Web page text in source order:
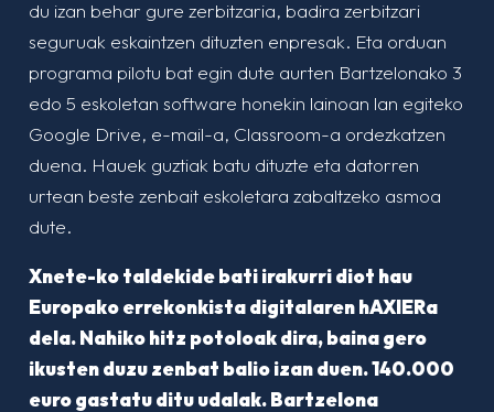
du izan behar gure zerbitzaria, badira zerbitzari
seguruak eskaintzen dituzten enpresak. Eta orduan
programa pilotu bat egin dute aurten Bartzelonako 3
edo 5 eskoletan software honekin lainoan lan egiteko
Google Drive, e-mail-a, Classroom-a ordezkatzen
duena. Hauek guztiak batu dituzte eta datorren
urtean beste zenbait eskoletara zabaltzeko asmoa
dute.
Xnete-ko taldekide bati irakurri diot hau
Europako errekonkista digitalaren hAXIERa
dela. Nahiko hitz potoloak dira, baina gero
ikusten duzu zenbat balio izan duen. 140.000
euro gastatu ditu udalak. Bartzelona